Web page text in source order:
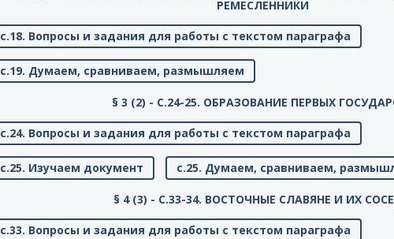
РЕМЕСЛЕННИКИ
с.18. Вопросы и задания для работы с текстом параграфа
с.19. Думаем, сравниваем, размышляем
§ 3 (2) - C.24-25. ОБРАЗОВАНИЕ ПЕРВЫХ
с.24. Вопросы и задания для работы с текстом параграфа
с.25. Изучаем документ с.25. Думаем, сравниваем,
§ 4 (3) - C.33-34. ВОСТОЧНЫЕ СЛАВЯНЕ И ИХ
с.33. Вопросы и задания для работы с текстом параграфа